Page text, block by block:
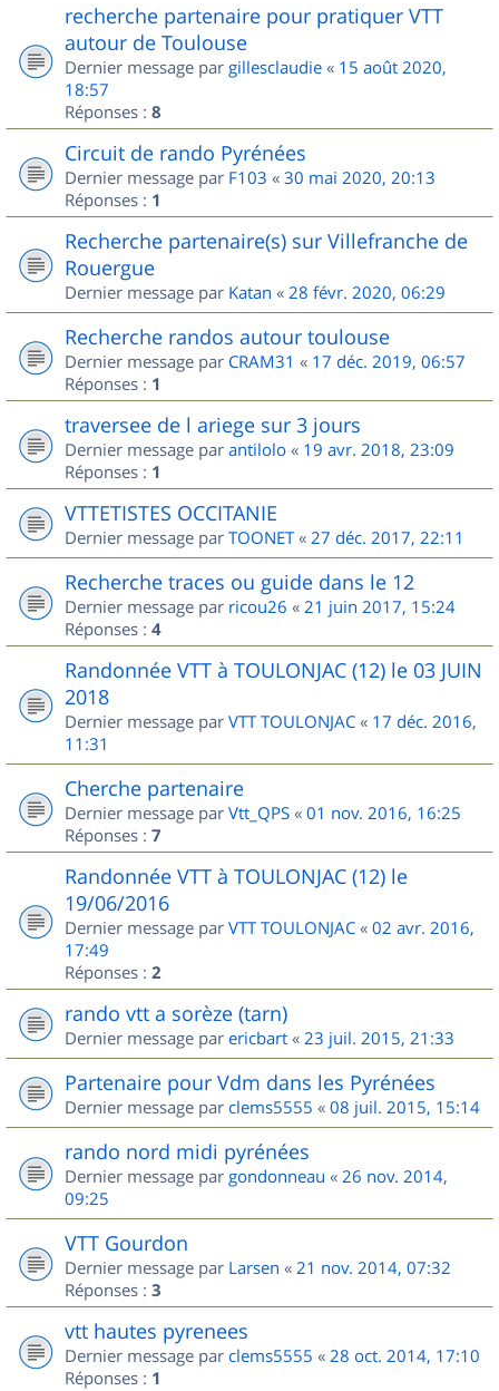
recherche partenaire pour pratiquer VTT
autour de Toulouse
Dernier message par gillesclaudie « 15 août 2020,
18:57
Réponses : 8
Circuit de rando Pyrénées
Dernier message par F103 « 30 mai 2020, 20:13
Réponses : 1
Recherche partenaire(s) sur Villefranche de
Rouergue
Dernier message par Katan « 28 févr. 2020, 06:29
Recherche randos autour toulouse
Dernier message par CRAM31 « 17 déc. 2019, 06:57
Réponses : 1
traversee de l ariege sur 3 jours
Dernier message par antilolo « 19 avr. 2018, 23:09
Réponses : 1
VTTETISTES OCCITANIE
Dernier message par TOONET« 27 déc. 2017, 22:11
Recherche traces ou guide dans le 12
Dernier message par ricou26 « 21 juin 2017, 15:24
Réponses : 4
Randonnée VTT à TOULONJAC (12) le 03 JUIN
2018
Dernier message par VTT TOULONJAC « 17 déc. 2016,
11:31
Cherche partenaire
Dernier message par Vtt_QPS « 01 nov. 2016, 16:25
Réponses : 7
Randonnée VTT à TOULONJAC (12) le
19/06/2016
Dernier message par VTT TOULONJAC « 02 avr. 2016,
17:49
Réponses : 2
rando vtt a sorèze (tarn)
Dernier message par ericbart « 23 juil. 2015, 21:33
Partenaire pour Vdm dans les Pyrénées
Dernier message par clems5555 « 08 juil. 2015, 15:14
rando nord midi pyrénées
Dernier message par gondonneau « 26 nov. 2014,
09:25
VTT Gourdon
Dernier message par Larsen « 21 nov. 2014, 07:32
Réponses : 3
vtt hautes pyrenees
Dernier message par clems5555 « 28 oct. 2014, 17:10
Réponses : 1